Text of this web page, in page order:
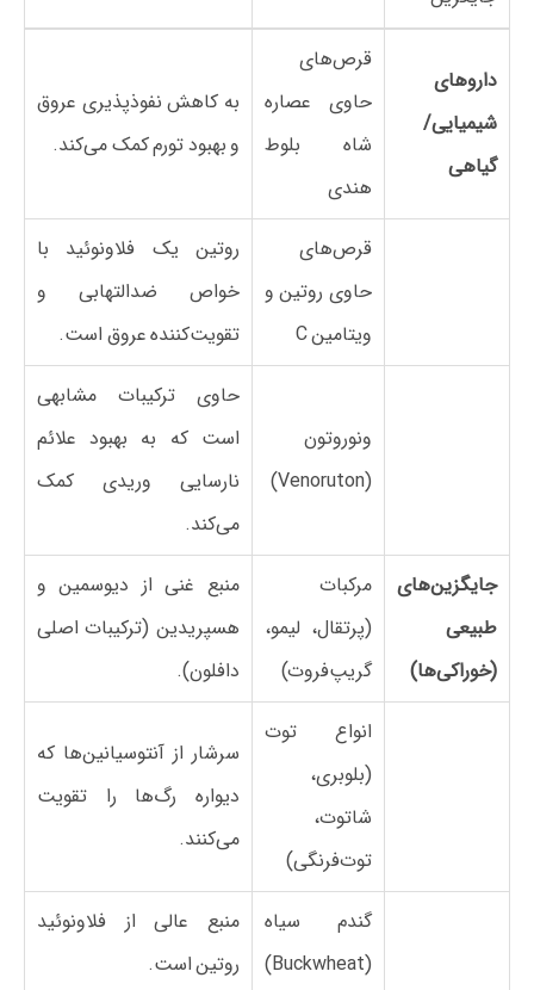
داروهای
شیمیایی/
گیاهی
قرص‌های
حاوی عصاره
شاه بلوط
هندی
به کاهش نفوذپذیری عروق
و بهبود تورم کمک می‌کند.
قرص‌های
حاوی روتین و
ویتامین C
روتین یک فلاونوئید با
خواص ضدالتهابی و
تقویت‌کننده عروق است.
ونوروتون
(Venoruton)
حاوی ترکیبات مشابهی
است که به بهبود علائم
نارسایی وریدی کمک
می‌کند.
جایگزین‌های
طبیعی
(خوراکی‌ها)
مرکبات
(پرتقال، لیمو،
گریپ‌فروت)
منبع غنی از دیوسمین و
هسپریدین (ترکیبات اصلی
دافلون).
انواع توت
(بلوبری،
شاتوت،
توت‌فرنگی)
سرشار از آنتوسیانین‌ها که
دیواره رگ‌ها را تقویت
می‌کنند.
گندم سیاه
(Buckwheat)
منبع عالی از فلاونوئید
روتین است.